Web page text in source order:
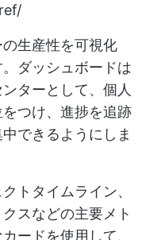
生産性を可視化
ダッシュボードは
ターとして、個人
つけ、進捗を追跡
できるようにしま
トタイムライン、
スなどの主要メト
ードを使用して、